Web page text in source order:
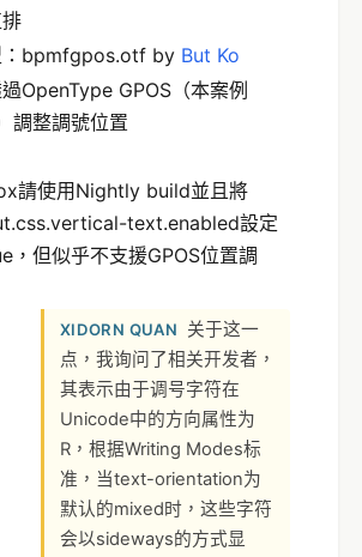
：bpmfgpos.otf by But Ko
OpenType GPOS（本案例
調整調號位置
請使用Nightly build並且將
text.enabled設定
，但似乎不支援GPOS位置調
XIDORN QUAN
关于这一
点，我询问了相关开发者，
其表示由于调号字符在
Unicode中的方向属性为
R，根据Writing Modes标
准，当text-orientation为
默认的mixed时，这些字符
会以sideways的方式显